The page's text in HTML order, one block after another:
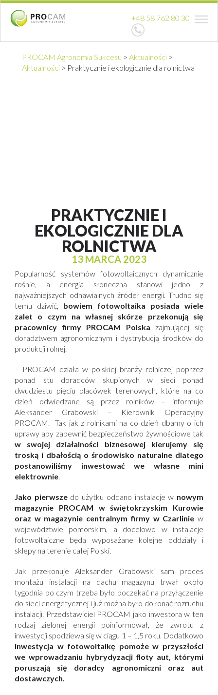
+48 58 762 80 30
PROCAM Agronomia Sukcesu > Aktualności >
Aktualności > Praktycznie i ekologicznie dla rolnictwa
PRAKTYCZNIE I
EKOLOGICZNIE DLA
ROLNICTWA
13 MARCA 2023
Popularność systemów fotowoltaicznych dynamicznie
rośnie, a energia słoneczna stanowi jedno z
najważniejszych odnawialnych źródeł energii. Trudno się
temu dziwić, bowiem fotowoltaika posiada wiele
zalet o czym na własnej skórze przekonują się
pracownicy firmy PROCAM Polska zajmującej się
doradztwem agronomicznym i dystrybucją środków do
produkcji rolnej.
– PROCAM działa w polskiej branży rolniczej poprzez
ponad stu doradców skupionych w sieci ponad
dwudziestu pięciu placówek terenowych, które na co
dzień odwiedzane są przez rolników – informuje
Aleksander Grabowski – Kierownik Operacyjny
PROCAM.Tak jak z rolnikami na co dzień dbamy o ich
uprawy aby zapewnić bezpieczeństwo żywnościowe tak
w swojej działalności biznesowej kierujemy się
troską i dbałością o środowisko naturalne dlatego
postanowiliśmy inwestować we własne mini
elektrownie.
Jako pierwszedo użytku oddano instalacje w nowym
magazynie PROCAM w świętokrzyskim Kurowie
oraz w magazynie centralnym firmy w Czarlinie w
województwie pomorskim, a docelowo w instalacje
fotowoltaiczne będą wyposażane kolejne oddziały i
sklepy na terenie całej Polski.
Jak przekonuje Aleksander Grabowski sam proces
montażu instalacji na dachu magazynu trwał około
tygodnia po czym trzeba było poczekać na przyłączenie
do sieci energetycznej i już można było dokonać rozruchu
instalacji. Przedstawiciel PROCAM jako inwestora w ten
rodzaj zielonej energii poinformował, że zwrotu z
inwestycji spodziewa się w ciągu 1 – 1,5 roku. Dodatkowo
inwestycja w fotowoltaikę pomoże w przyszłości
we wprowadzaniu hybrydyzacji floty aut, którymi
poruszają się doradcy agronomiczni oraz aut
dostawczych.